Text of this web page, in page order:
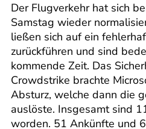
Der Flugverkehr hat sich
Samstag wieder
ließen sich auf ein
zurückführen und sind
kommende Zeit. Das
Crowdstrike brachte
Absturz, welche dann die
auslöste. Insgesamt sind
worden. 51 Ankünfte und